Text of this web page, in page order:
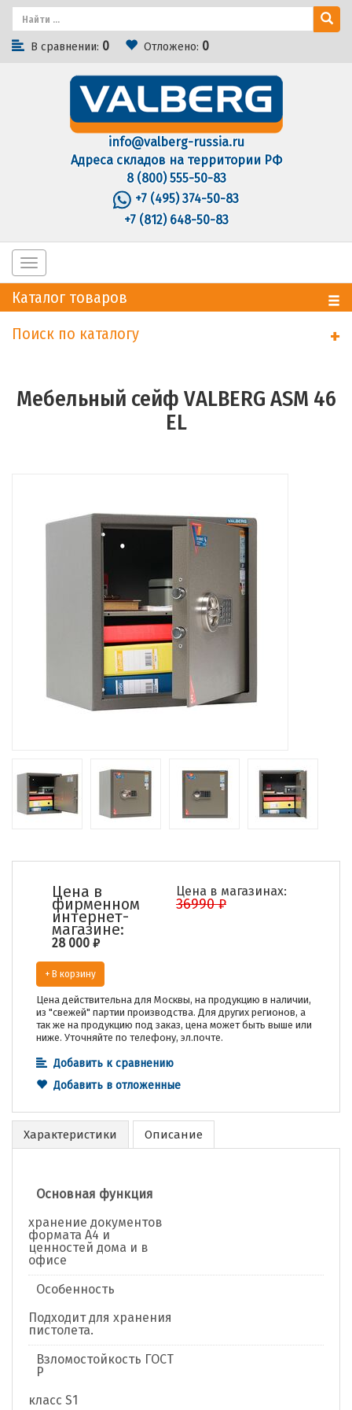
В сравнении: 0 Отложено: 0
info@valberg-russia.ru
Адреса складов на территории РФ
8 (800) 555-50-83
+7 (495) 374-50-83
+7 (812) 648-50-83
Toggle
navigation
Каталог товаров
Поиск по каталогу
+
Мебельный сейф VALBERG ASM 46
EL
Цена в
фирменном
интернет-
магазине:
28 000 ₽
Цена в магазинах:
36990 ₽
+ В корзину
Цена действительна для Москвы, на продукцию в наличии,
из "свежей" партии производства. Для других регионов, а
так же на продукцию под заказ, цена может быть выше или
ниже. Уточняйте по телефону, эл.почте.
Добавить к сравнению
Добавить в отложенные
Характеристики Описание
Основная функция
хранение документов
формата А4 и
ценностей дома и в
офисе
Особенность
Подходит для хранения
пистолета.
Взломостойкость ГОСТ
Р
класс S1